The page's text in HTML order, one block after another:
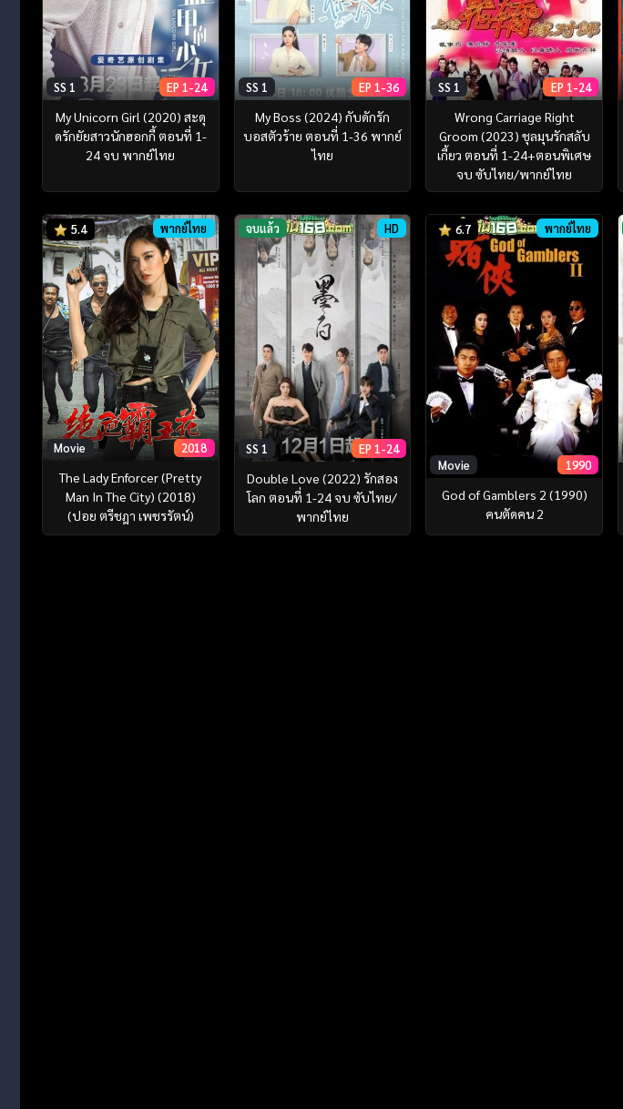
SS 1 EP 1-24
My Unicorn Girl (2020) สะดุ
ดรักยัยสาวนักฮอกกี้ ตอนที่ 1-
24 จบ พากย์ไทย
SS 1 EP 1-36
My Boss (2024) กับดักรัก
บอสตัวร้าย ตอนที่ 1-36 พากย์
ไทย
SS 1 EP 1-24
Wrong Carriage Right
Groom (2023) ชุลมุนรักสลับ
เกี้ยว ตอนที่ 1-24+ตอนพิเศษ
จบ ซับไทย/พากย์ไทย
5.4 พากย์ไทย
Movie 2018
The Lady Enforcer (Pretty
Man In The City) (2018)
(ปอย ตรีชฎา เพชรรัตน์)
จบแล้ว HD
SS 1 EP 1-24
Double Love (2022) รักสอง
โลก ตอนที่ 1-24 จบ ซับไทย/
พากย์ไทย
6.7 พากย์ไทย
Movie 1990
God of Gamblers 2 (1990)
คนตัดคน 2